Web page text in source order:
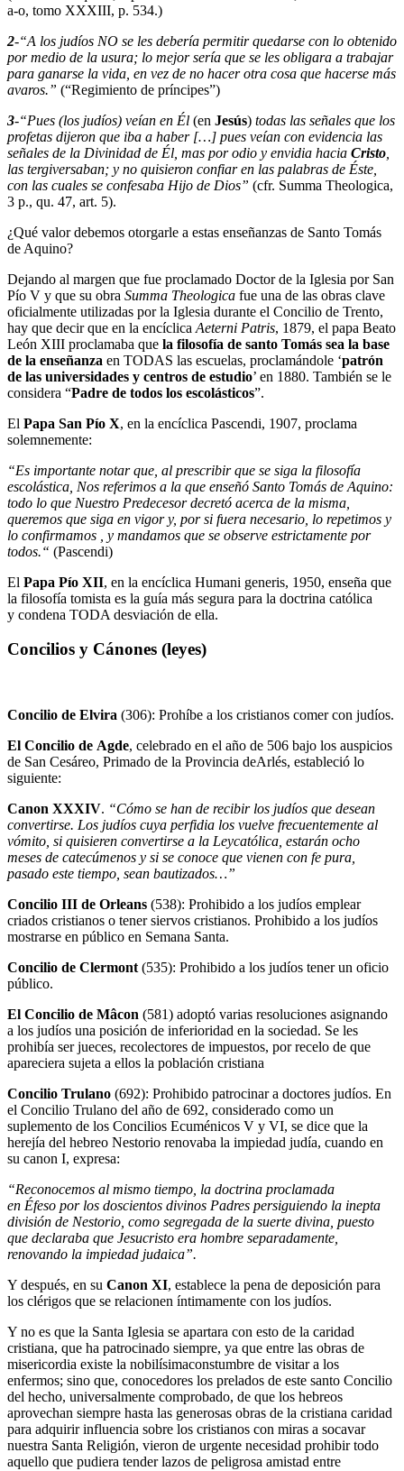
a-o, tomo XXXIII, p. 534.)
2-“A los judíos NO se les debería permitir quedarse con lo obtenido
por medio de la usura; lo mejor sería que se les obligara a trabajar
para ganarse la vida, en vez de no hacer otra cosa que hacerse más
avaros.” (“Regimiento de príncipes”)
3-“Pues (los judíos) veían en Él (en Jesús) todas las señales que los
profetas dijeron que iba a haber […] pues veían con evidencia las
señales de la Divinidad de Él, mas por odio y envidia hacia Cristo
las tergiversaban; y no quisieron confiar en las palabras de Éste,
con las cuales se confesaba Hijo de Dios” (cfr. Summa Theologica,
3 p., qu. 47, art. 5).
¿Qué valor debemos otorgarle a estas enseñanzas de Santo Tomás
de Aquino?
Dejando al margen que fue proclamado Doctor de la Iglesia por San
Pío V y que su obra Summa Theologica fue una de las obras clave
oficialmente utilizadas por la Iglesia durante el Concilio de Trento,
hay que decir que en la encíclica Aeterni Patris, 1879, el papa Beato
León XIII proclamaba que la filosofía de santo Tomás sea la base
de la enseñanza en TODAS las escuelas, proclamándole ‘patrón
de las universidades y centros de estudio’ en 1880. También se le
considera “Padre de todos los escolásticos”.
El Papa San Pío X, en la encíclica Pascendi, 1907, proclama
solemnemente:
“Es importante notar que, al prescribir que se siga la filosofía
escolástica, Nos referimos a la que enseñó Santo Tomás de Aquino:
todo lo que Nuestro Predecesor decretó acerca de la misma,
queremos que siga en vigor y, por si fuera necesario, lo repetimos y
lo confirmamos , y mandamos que se observe estrictamente por
todos.“ (Pascendi)
El Papa Pío XII, en la encíclica Humani generis, 1950, enseña que
la filosofía tomista es la guía más segura para la doctrina católica
y condena TODA desviación de ella.
Concilios y Cánones (leyes)
Concilio de Elvira (306): Prohíbe a los cristianos comer con judíos.
El Concilio de Agde, celebrado en el año de 506 bajo los auspicios
de San Cesáreo, Primado de la Provincia deArlés, estableció lo
siguiente:
Canon XXXIV. “Cómo se han de recibir los judíos que desean
convertirse. Los judíos cuya perfidia los vuelve frecuentemente al
vómito, si quisieren convertirse a la Leycatólica, estarán ocho
meses de catecúmenos y si se conoce que vienen con fe pura,
pasado este tiempo, sean bautizados…”
Concilio III de Orleans (538): Prohibido a los judíos emplear
criados cristianos o tener siervos cristianos. Prohibido a los judíos
mostrarse en público en Semana Santa.
Concilio de Clermont (535): Prohibido a los judíos tener un oficio
público.
El Concilio de Mâcon (581) adoptó varias resoluciones asignando
a los judíos una posición de inferioridad en la sociedad. Se les
prohibía ser jueces, recolectores de impuestos, por recelo de que
apareciera sujeta a ellos la población cristiana
Concilio Trulano (692): Prohibido patrocinar a doctores judíos. En
el Concilio Trulano del año de 692, considerado como un
suplemento de los Concilios Ecuménicos V y VI, se dice que la
herejía del hebreo Nestorio renovaba la impiedad judía, cuando en
su canon I, expresa:
“Reconocemos al mismo tiempo, la doctrina proclamada
en Éfeso por los doscientos divinos Padres persiguiendo la inepta
división de Nestorio, como segregada de la suerte divina, puesto
que declaraba que Jesucristo era hombre separadamente,
renovando la impiedad judaica”.
Y después, en su Canon XI, establece la pena de deposición para
los clérigos que se relacionen íntimamente con los judíos.
Y no es que la Santa Iglesia se apartara con esto de la caridad
cristiana, que ha patrocinado siempre, ya que entre las obras de
misericordia existe la nobilísimaconstumbre de visitar a los
enfermos; sino que, conocedores los prelados de este santo Concilio
del hecho, universalmente comprobado, de que los hebreos
aprovechan siempre hasta las generosas obras de la cristiana caridad
para adquirir influencia sobre los cristianos con miras a socavar
nuestra Santa Religión, vieron de urgente necesidad prohibir todo
aquello que pudiera tender lazos de peligrosa amistad entre